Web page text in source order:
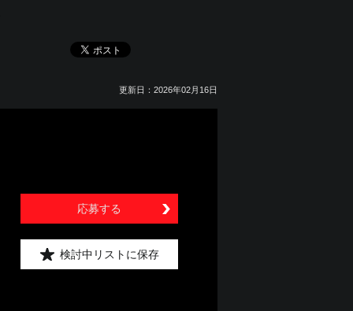
更新日：2026年02月16日
応募する
検討中リストに保存